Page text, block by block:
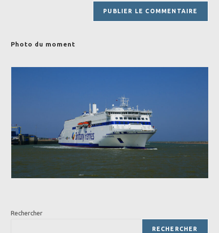
Photo du moment
Rechercher
RECHERCHER